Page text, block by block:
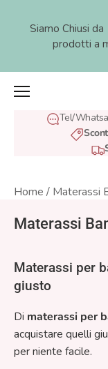
Siamo Chiusi
prodotti a
Tel/
Home / Materassi
Materassi
Materassi per
giusto
Di materassi per
acquistare quelli
per niente facile.